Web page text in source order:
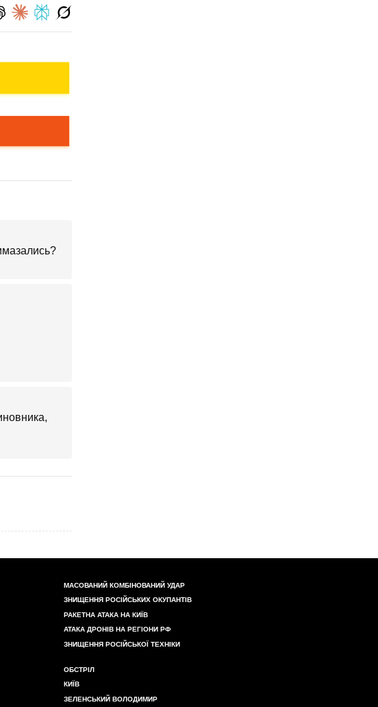
МАСОВАНИЙ КОМБІНОВАНИЙ УДАР
ЗНИЩЕННЯ РОСІЙСЬКИХ ОКУПАНТІВ
РАКЕТНА АТАКА НА КИЇВ
АТАКА ДРОНІВ НА РЕГІОНИ РФ
ЗНИЩЕННЯ РОСІЙСЬКОЇ ТЕХНІКИ
ОБСТРІЛ
КИЇВ
ЗЕЛЕНСЬКИЙ ВОЛОДИМИР